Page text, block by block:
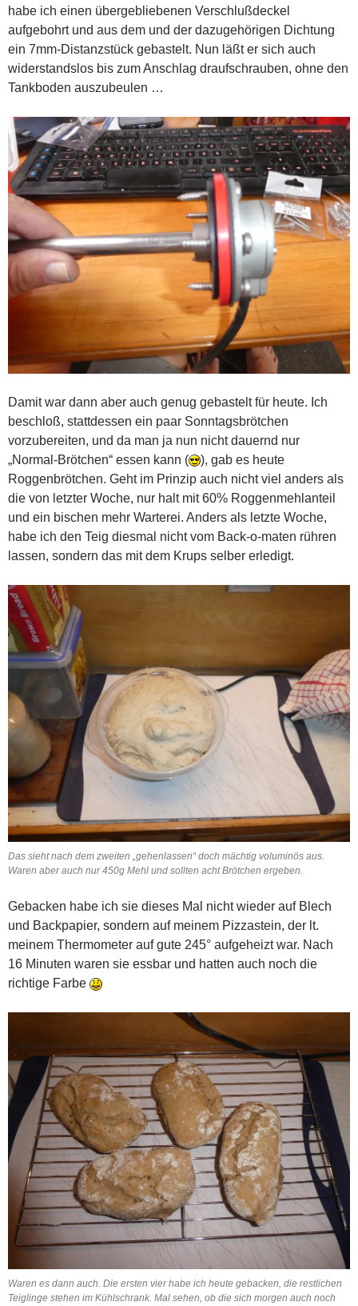
habe ich einen übergebliebenen Verschlußdeckel
aufgebohrt und aus dem und der dazugehörigen Dichtung
ein 7mm-Distanzstück gebastelt. Nun läßt er sich auch
widerstandslos bis zum Anschlag draufschrauben, ohne den
Tankboden auszubeulen …
Damit war dann aber auch genug gebastelt für heute. Ich
beschloß, stattdessen ein paar Sonntagsbrötchen
vorzubereiten, und da man ja nun nicht dauernd nur
„Normal-Brötchen“ essen kann (
), gab es heute
Roggenbrötchen. Geht im Prinzip auch nicht viel anders als
die von letzter Woche, nur halt mit 60% Roggenmehlanteil
und ein bischen mehr Warterei. Anders als letzte Woche,
habe ich den Teig diesmal nicht vom Back-o-maten rühren
lassen, sondern das mit dem Krups selber erledigt.
Das sieht nach dem zweiten „gehenlassen“ doch mächtig voluminös aus.
Waren aber auch nur 450g Mehl und sollten acht Brötchen ergeben.
Gebacken habe ich sie dieses Mal nicht wieder auf Blech
und Backpapier, sondern auf meinem Pizzastein, der lt.
meinem Thermometer auf gute 245° aufgeheizt war. Nach
16 Minuten waren sie essbar und hatten auch noch die
richtige Farbe
Waren es dann auch. Die ersten vier habe ich heute gebacken, die restlichen
Teiglinge stehen im Kühlschrank. Mal sehen, ob die sich morgen auch noch